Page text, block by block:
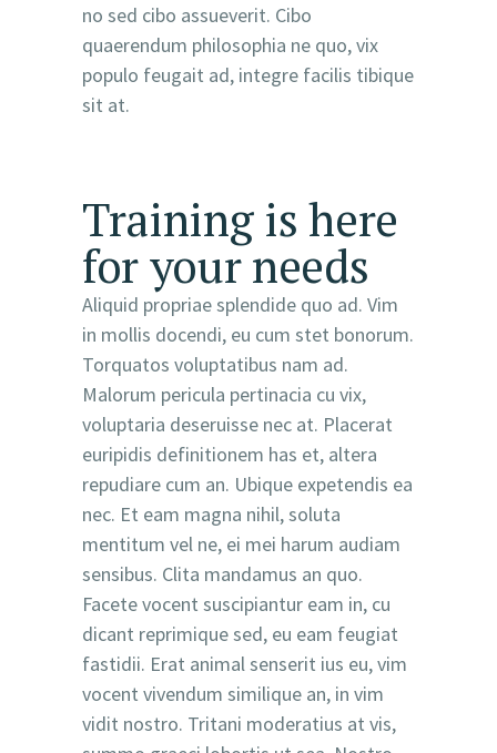
no sed cibo assueverit. Cibo
quaerendum philosophia ne quo, vix
populo feugait ad, integre facilis tibique
sit at.
Training is here
for your needs
Aliquid propriae splendide quo ad. Vim
in mollis docendi, eu cum stet bonorum.
Torquatos voluptatibus nam ad.
Malorum pericula pertinacia cu vix,
voluptaria deseruisse nec at. Placerat
euripidis definitionem has et, altera
repudiare cum an. Ubique expetendis ea
nec. Et eam magna nihil, soluta
mentitum vel ne, ei mei harum audiam
sensibus. Clita mandamus an quo.
Facete vocent suscipiantur eam in, cu
dicant reprimique sed, eu eam feugiat
fastidii. Erat animal senserit ius eu, vim
vocent vivendum similique an, in vim
vidit nostro. Tritani moderatius at vis,